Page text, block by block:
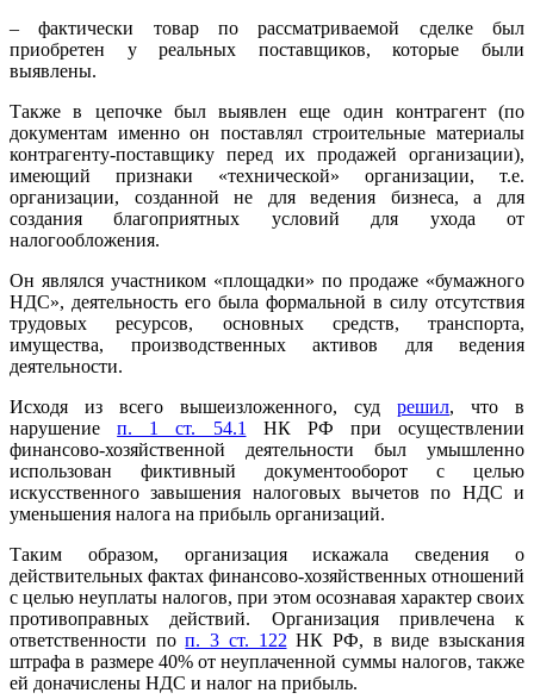
– фактически товар по рассматриваемой сделке был
приобретен у реальных поставщиков, которые были
выявлены.
Также в цепочке был выявлен еще один контрагент (по
документам именно он поставлял строительные материалы
контрагенту-поставщику перед их продажей организации),
имеющий признаки «технической» организации, т.е.
организации, созданной не для ведения бизнеса, а для
создания благоприятных условий для ухода от
налогообложения.
Он являлся участником «площадки» по продаже «бумажного
НДС», деятельность его была формальной в силу отсутствия
трудовых ресурсов, основных средств, транспорта,
имущества, производственных активов для ведения
деятельности.
Исходя из всего вышеизложенного, суд решил, что в
нарушениеп. 1 ст. 54.1
НК РФ при осуществлении
финансово-хозяйственной деятельности был умышленно
использован фиктивный документооборот с целью
искусственного завышения налоговых вычетов по НДС и
уменьшения налога на прибыль организаций.
Таким образом, организация искажала сведения о
действительных фактах финансово-хозяйственных отношений
с целью неуплаты налогов, при этом осознавая характер своих
противоправных действий. Организация привлечена к
ответственности поп. 3 ст. 122 НК РФ, в виде взыскания
штрафа в размере 40% от неуплаченной суммы налогов, также
ей доначислены НДС и налог на прибыль.